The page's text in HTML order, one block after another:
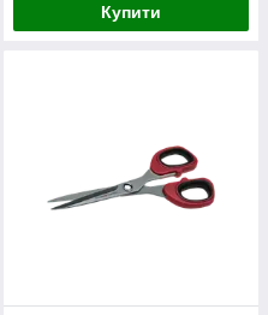
Купити